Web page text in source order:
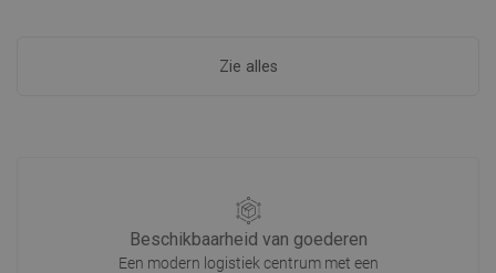
Zie alles
Beschikbaarheid van goederen
Een modern logistiek centrum met een